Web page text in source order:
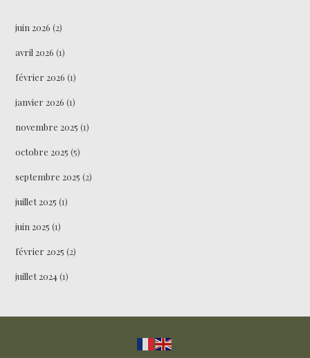
juin 2026 (2)
avril 2026 (1)
février 2026 (1)
janvier 2026 (1)
novembre 2025 (1)
octobre 2025 (5)
septembre 2025 (2)
juillet 2025 (1)
juin 2025 (1)
février 2025 (2)
juillet 2024(1)